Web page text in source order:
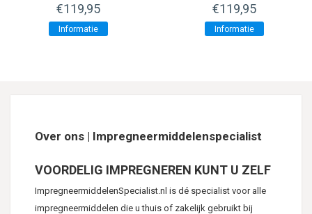
€119,95
Informatie
€119,95
Informatie
Over ons | Impregneermiddelenspecialist
VOORDELIG IMPREGNEREN KUNT U ZELF
ImpregneermiddelenSpecialist.nl is dé specialist voor alle
impregneermiddelen die u thuis of zakelijk gebruikt bij